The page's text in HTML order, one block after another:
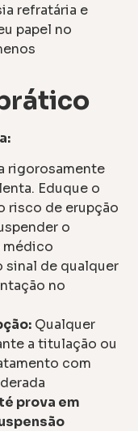
refratária e
papel no
rigorosamente
Eduque o
risco de erupção
o
médico
sinal de qualquer
no
Qualquer
a titulação ou
com
prova em